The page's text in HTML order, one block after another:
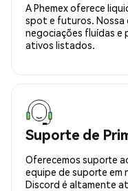
A Phemex oferece
spot e futuros. Nossa
negociações fluídas e
ativos listados.
Suporte de
Oferecemos suporte
equipe de suporte em
Discord é altamente